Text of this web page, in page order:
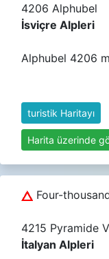
4206 Alphubel
İsviçre Alpleri
Alphubel 4206 m
turistik Haritayı
Harita üzerinde
Four-
4215 Pyramide
İtalyan Alpleri